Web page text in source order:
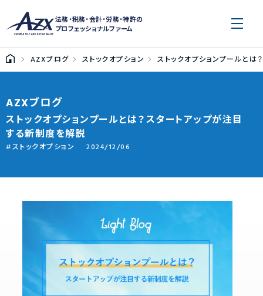
法務・税務・会計・労務・特許の
プロフェッショナルファーム
AZXブログ ストックオプション ストックオプションプールと
AZXブログ
ストックオプションプールとは？スタートアップが注目
する新制度を解説
ストックオプション 2024/12/06